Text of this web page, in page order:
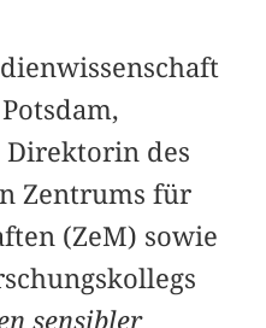
Direktorin des
Zentrums für
(ZeM) sowie
sensibler